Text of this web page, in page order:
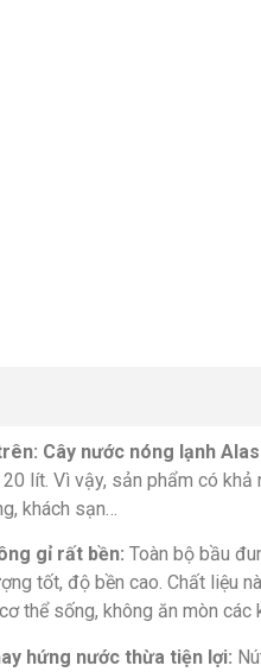
Cây nước nóng lạnh
lít. Vì vậy, sản phẩm có
khách sạn…
gỉ rất bền: Toàn bộ bầu
tốt, độ bền cao. Chất liệu
thể sống, không ăn mòn các
hứng nước thừa tiện lợi: